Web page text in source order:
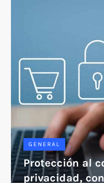
GENERAL
Protección al
privacidad,